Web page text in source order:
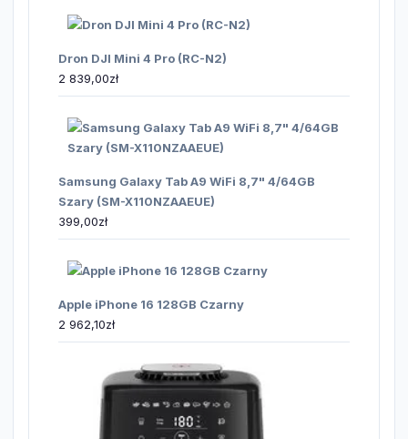
Dron DJI Mini 4 Pro (RC-N2)
2 839,00zł
Samsung Galaxy Tab A9 WiFi 8,7" 4/64GB
Szary (SM-X110NZAAEUE)
399,00zł
Apple iPhone 16 128GB Czarny
2 962,10zł